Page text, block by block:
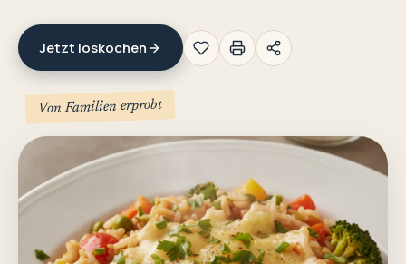
Jetzt loskochen
Von Familien erprobt